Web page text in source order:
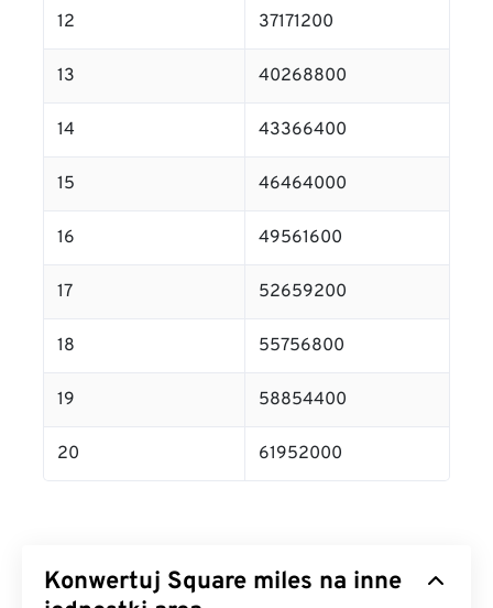
12 37171200
13 40268800
14 43366400
15 46464000
16 49561600
17 52659200
18 55756800
19 58854400
20 61952000
Konwertuj Square miles na inne